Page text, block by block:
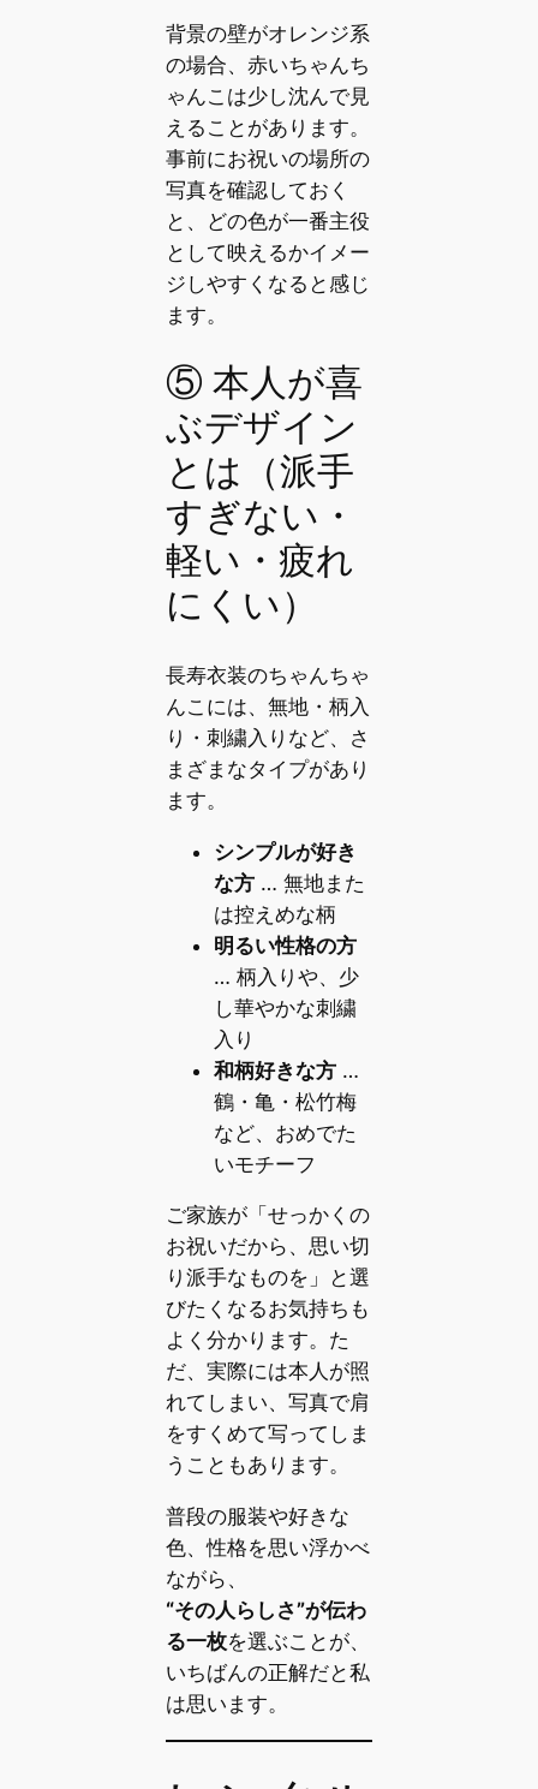
背景の壁がオレンジ系
の場合、赤いちゃんち
ゃんこは少し沈んで見
えることがあります。
事前にお祝いの場所の
写真を確認しておく
と、どの色が一番主役
として映えるかイメー
ジしやすくなると感じ
ます。
⑤ 本人が喜
ぶデザイン
とは（派手
すぎない・
軽い・疲れ
にくい）
長寿衣装のちゃんちゃ
んこには、無地・柄入
り・刺繍入りなど、さ
まざまなタイプがあり
ます。
シンプルが好き
な方… 無地また
は控えめな柄
明るい性格の方
… 柄入りや、少
し華やかな刺繍
入り
和柄好きな方…
鶴・亀・松竹梅
など、おめでた
いモチーフ
ご家族が「せっかくの
お祝いだから、思い切
り派手なものを」と選
びたくなるお気持ちも
よく分かります。た
だ、実際には本人が照
れてしまい、写真で肩
をすくめて写ってしま
うこともあります。
普段の服装や好きな
色、性格を思い浮かべ
ながら、
“その人らしさ”が伝わ
る一枚を選ぶことが、
いちばんの正解だと私
は思います。